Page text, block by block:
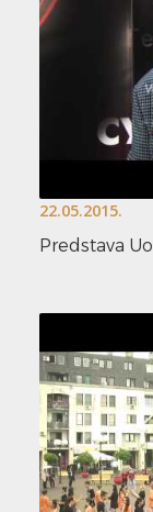
22.05.2015.
Predstava